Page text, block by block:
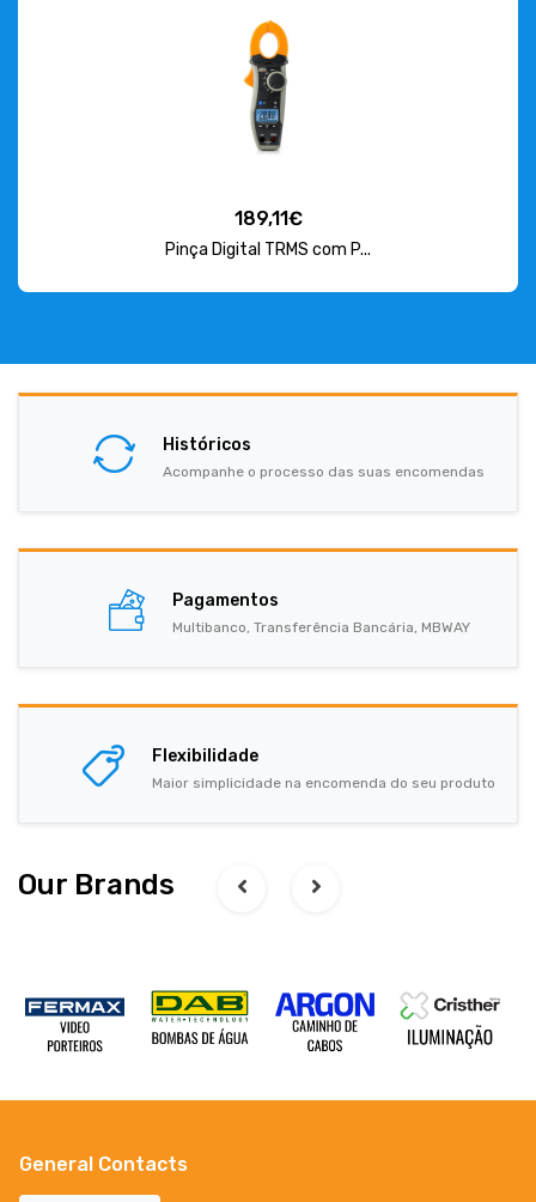
189,11€
Pinça Digital TRMS com P...
Históricos
Acompanhe o processo das suas encomendas
Pagamentos
Multibanco, Transferência Bancária, MBWAY
Flexibilidade
Maior simplicidade na encomenda do seu produto
Our Brands
General Contacts